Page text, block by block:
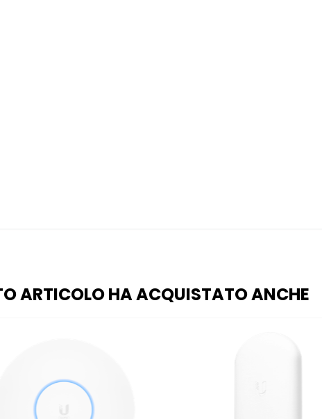
ARTICOLO HA ACQUISTATO ANCHE